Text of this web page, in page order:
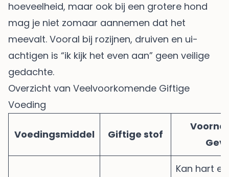
hoeveelheid, maar ook bij een grotere hond
mag je niet zomaar aannemen dat het
meevalt. Vooral bij rozijnen, druiven en ui-
achtigen is “ik kijk het even aan” geen veilige
gedachte.
Overzicht van Veelvoorkomende Giftige
Voeding
Voedingsmiddel Giftige stof
Kan hart en